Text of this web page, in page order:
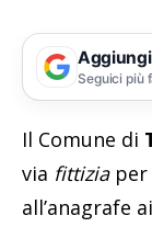
Seguici più
Il Comune di
via fittizia per
all’anagrafe